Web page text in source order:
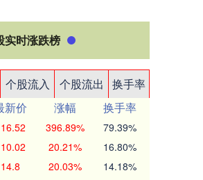
实时涨跌榜
个股流入 个股流出
换手率
新价 涨幅
换手率
396.89% 79.39%
20.21% 16.80%
14.8 20.03% 14.18%